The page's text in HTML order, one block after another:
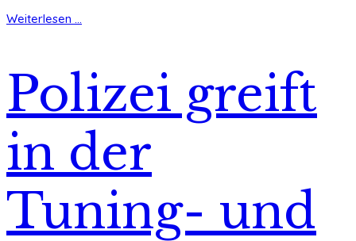
Weiterlesen ...
Polizei greift
in der
Tuning- und